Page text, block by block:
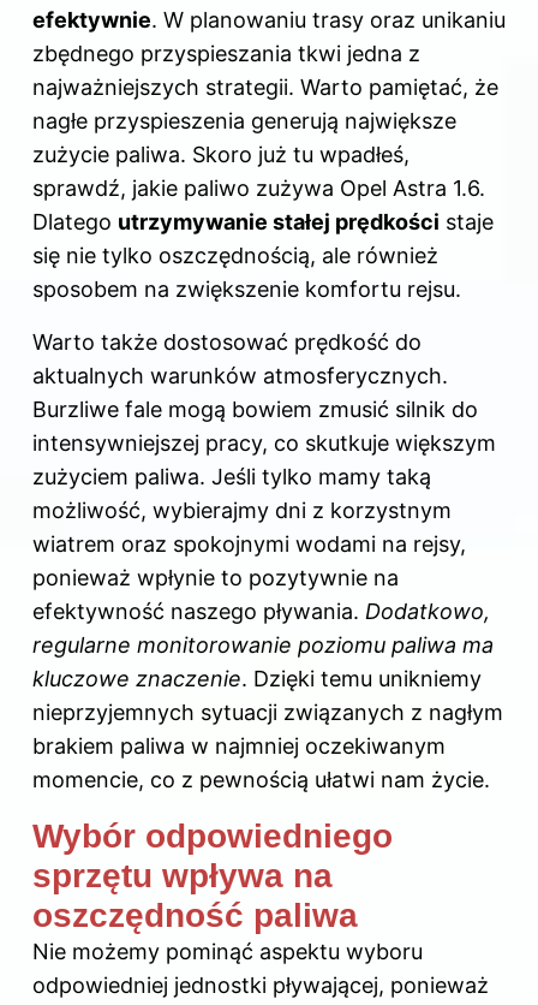
efektywnie. W planowaniu trasy oraz unikaniu
zbędnego przyspieszania tkwi jedna z
najważniejszych strategii. Warto pamiętać, że
nagłe przyspieszenia generują największe
zużycie paliwa. Skoro już tu wpadłeś,
sprawdź, jakie paliwo zużywa Opel Astra 1.6.
Dlatego utrzymywanie stałej prędkości staje
się nie tylko oszczędnością, ale również
sposobem na zwiększenie komfortu rejsu.
Warto także dostosować prędkość do
aktualnych warunków atmosferycznych.
Burzliwe fale mogą bowiem zmusić silnik do
intensywniejszej pracy, co skutkuje większym
zużyciem paliwa. Jeśli tylko mamy taką
możliwość, wybierajmy dni z korzystnym
wiatrem oraz spokojnymi wodami na rejsy,
ponieważ wpłynie to pozytywnie na
efektywność naszego pływania. Dodatkowo,
regularne monitorowanie poziomu paliwa ma
kluczowe znaczenie. Dzięki temu unikniemy
nieprzyjemnych sytuacji związanych z nagłym
brakiem paliwa w najmniej oczekiwanym
momencie, co z pewnością ułatwi nam życie.
Wybór odpowiedniego
sprzętu wpływa na
oszczędność paliwa
Nie możemy pominąć aspektu wyboru
odpowiedniej jednostki pływającej, ponieważ